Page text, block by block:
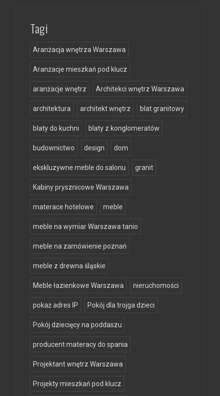
Tagi
Aranżacja wnętrza Warszawa
Aranżacje mieszkań pod klucz
aranżacje wnętrz Architekci wnętrz Warszawa
architektura architekt wnętrz blat granitowy
blaty do kuchni blaty z konglomeratów
budownictwo design dom
ekskluzywne meble do salonu granit
Kabiny prysznicowe Warszawa
materace hotelowe meble
meble na wymiar Warszawa tanio
meble na zamówienie poznań
meble z drewna śląskie
Meble łazienkowe Warszawa nieruchomości
pokaż adres IP Pokój dla trojga dzieci
Pokój dziecięcy na poddaszu
producent materacy do spania
Projektant wnętrz Warszawa
Projekty mieszkań pod klucz